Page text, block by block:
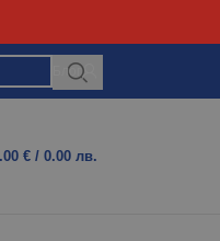
Блог
€ / 0.00 лв.